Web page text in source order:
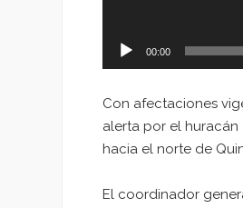
00:00
Con afectaciones
alerta por el
hacia el norte de
El coordinador